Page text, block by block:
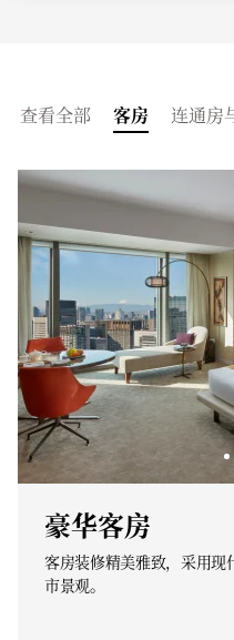
查看全部 客房 连通房
豪华客房
客房装修精美雅致，采用
市景观。